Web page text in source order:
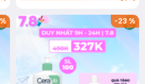
-23%